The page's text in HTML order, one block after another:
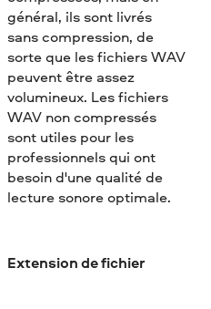
général, ils sont livrés
sans compression, de
sorte que les fichiers WAV
peuvent être assez
volumineux. Les fichiers
WAV non compressés
sont utiles pour les
professionnels qui ont
besoin d'une qualité de
lecture sonore optimale.
Extension de fichier